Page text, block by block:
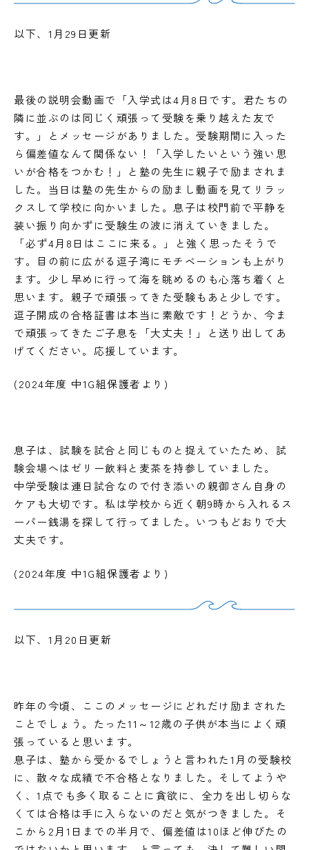
以下、1月29日更新
最後の説明会動画で「入学式は4月8日です。君たちの
隣に並ぶのは同じく頑張って受験を乗り越えた友で
す。」とメッセージがありました。受験期間に入った
ら偏差値なんて関係ない！「入学したいという強い思
いが合格をつかむ！」と塾の先生に親子で励まされま
した。当日は塾の先生からの励まし動画を見てリラッ
クスして学校に向かいました。息子は校門前で平静を
装い振り向かずに受験生の波に消えていきました。
「必ず4月8日はここに来る。」と強く思ったそうで
す。目の前に広がる逗子湾にモチベーションも上がり
ます。少し早めに行って海を眺めるのも心落ち着くと
思います。親子で頑張ってきた受験もあと少しです。
逗子開成の合格証書は本当に素敵です！どうか、今ま
で頑張ってきたご子息を「大丈夫！」と送り出してあ
げてください。応援しています。
(2024年度 中1G組保護者より)
息子は、試験を試合と同じものと捉えていたため、試
験会場へはゼリー飲料と麦茶を持参していました。
中学受験は連日試合なので付き添いの親御さん自身の
ケアも大切です。私は学校から近く朝9時から入れるス
ーパー銭湯を探して行ってました。いつもどおりで大
丈夫です。
(2024年度 中1G組保護者より)
以下、1月20日更新
昨年の今頃、ここのメッセージにどれだけ励まされた
ことでしょう。たった11～12歳の子供が本当によく頑
張っていると思います。
息子は、塾から受かるでしょうと言われた1月の受験校
に、散々な成績で不合格となりました。そしてようや
く、1点でも多く取ることに貪欲に、全力を出し切らな
くては合格は手に入らないのだと気がつきました。そ
こから2月1日までの半月で、偏差値は10ほど伸びたの